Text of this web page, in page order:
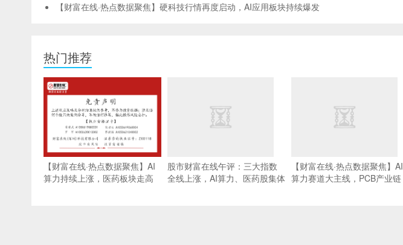
【财富在线·热点数据聚焦】硬科技行情再度启动，AI应用板块持续爆发
热门推荐
【财富在线·热点数据聚焦】AI
算力持续上涨，医药板块走高
股市财富在线午评：三大指数
全线上涨，AI算力、医药股集体
【财富在线·热点数据聚焦】AI
算力赛道大主线，PCB产业链